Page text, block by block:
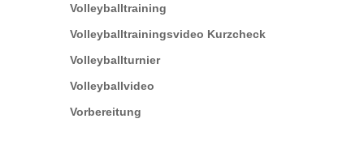
Volleyballtraining
Volleyballtrainingsvideo Kurzcheck
Volleyballturnier
Volleyballvideo
Vorbereitung